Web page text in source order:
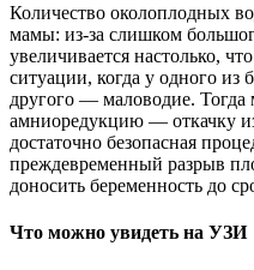
Количество околоплодных
мамы: из-за слишком
увеличивается настолько,
ситуации, когда у одного из
другого — маловодие. Тогда
амниоредукцию — откачку
достаточно безопасная
преждевременный разрыв
доносить беременность до
Что можно увидеть на УЗИ